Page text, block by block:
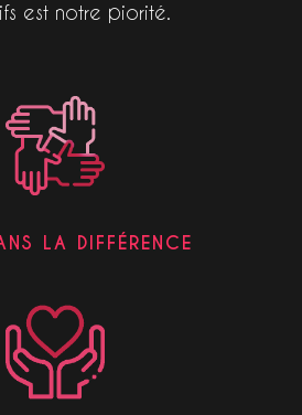
est notre piorité.
LA DIFFÉRENCE